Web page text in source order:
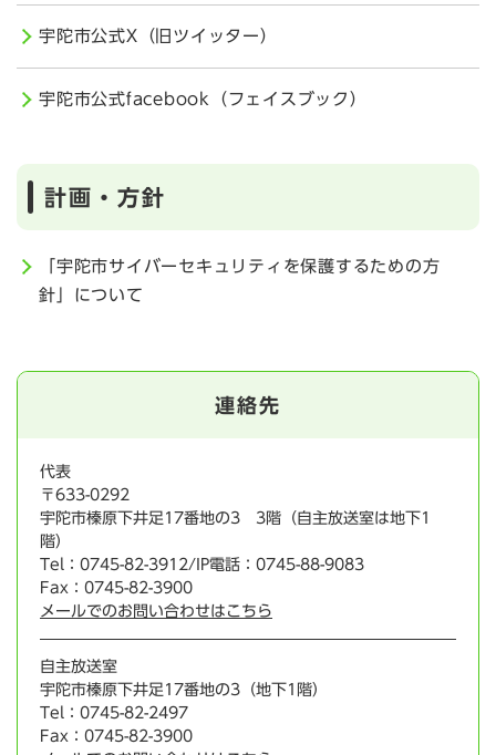
宇陀市公式X（旧ツイッター）
宇陀市公式facebook（フェイスブック）
計画・方針
「宇陀市サイバーセキュリティを保護するための方
針」について
連絡先
代表
〒633-0292
宇陀市榛原下井足17番地の3 3階（自主放送室は地下1
階）
Tel：0745-82-3912/IP電話：0745-88-9083
Fax：0745-82-3900
メールでのお問い合わせはこちら
自主放送室
宇陀市榛原下井足17番地の3（地下1階）
Tel：0745-82-2497
Fax：0745-82-3900